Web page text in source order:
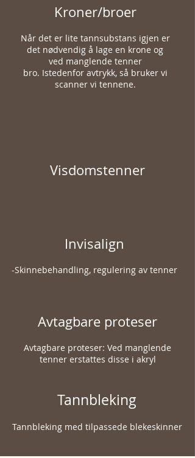
Kroner/broer
Når det er lite tannsubstans igjen er
det nødvendig å lage en krone og
ved manglende tenner
bro. Istedenfor avtrykk, så bruker vi
scanner vi tennene.
Visdomstenner
Invisalign
-Skinnebehandling, regulering av tenner
Avtagbare proteser
Avtagbare proteser: Ved manglende
tenner erstattes disse i akryl
Tannbleking
Tannbleking med tilpassede blekeskinner